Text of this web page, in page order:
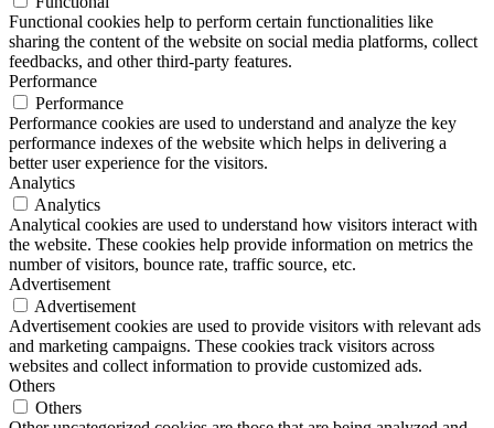
Functional cookies help to perform certain functionalities like
sharing the content of the website on social media platforms, collect
feedbacks, and other third-party features.
Performance
Performance
Performance cookies are used to understand and analyze the key
performance indexes of the website which helps in delivering a
better user experience for the visitors.
Analytics
Analytics
Analytical cookies are used to understand how visitors interact with
the website. These cookies help provide information on metrics the
number of visitors, bounce rate, traffic source, etc.
Advertisement
Advertisement
Advertisement cookies are used to provide visitors with relevant ads
and marketing campaigns. These cookies track visitors across
websites and collect information to provide customized ads.
Others
Others